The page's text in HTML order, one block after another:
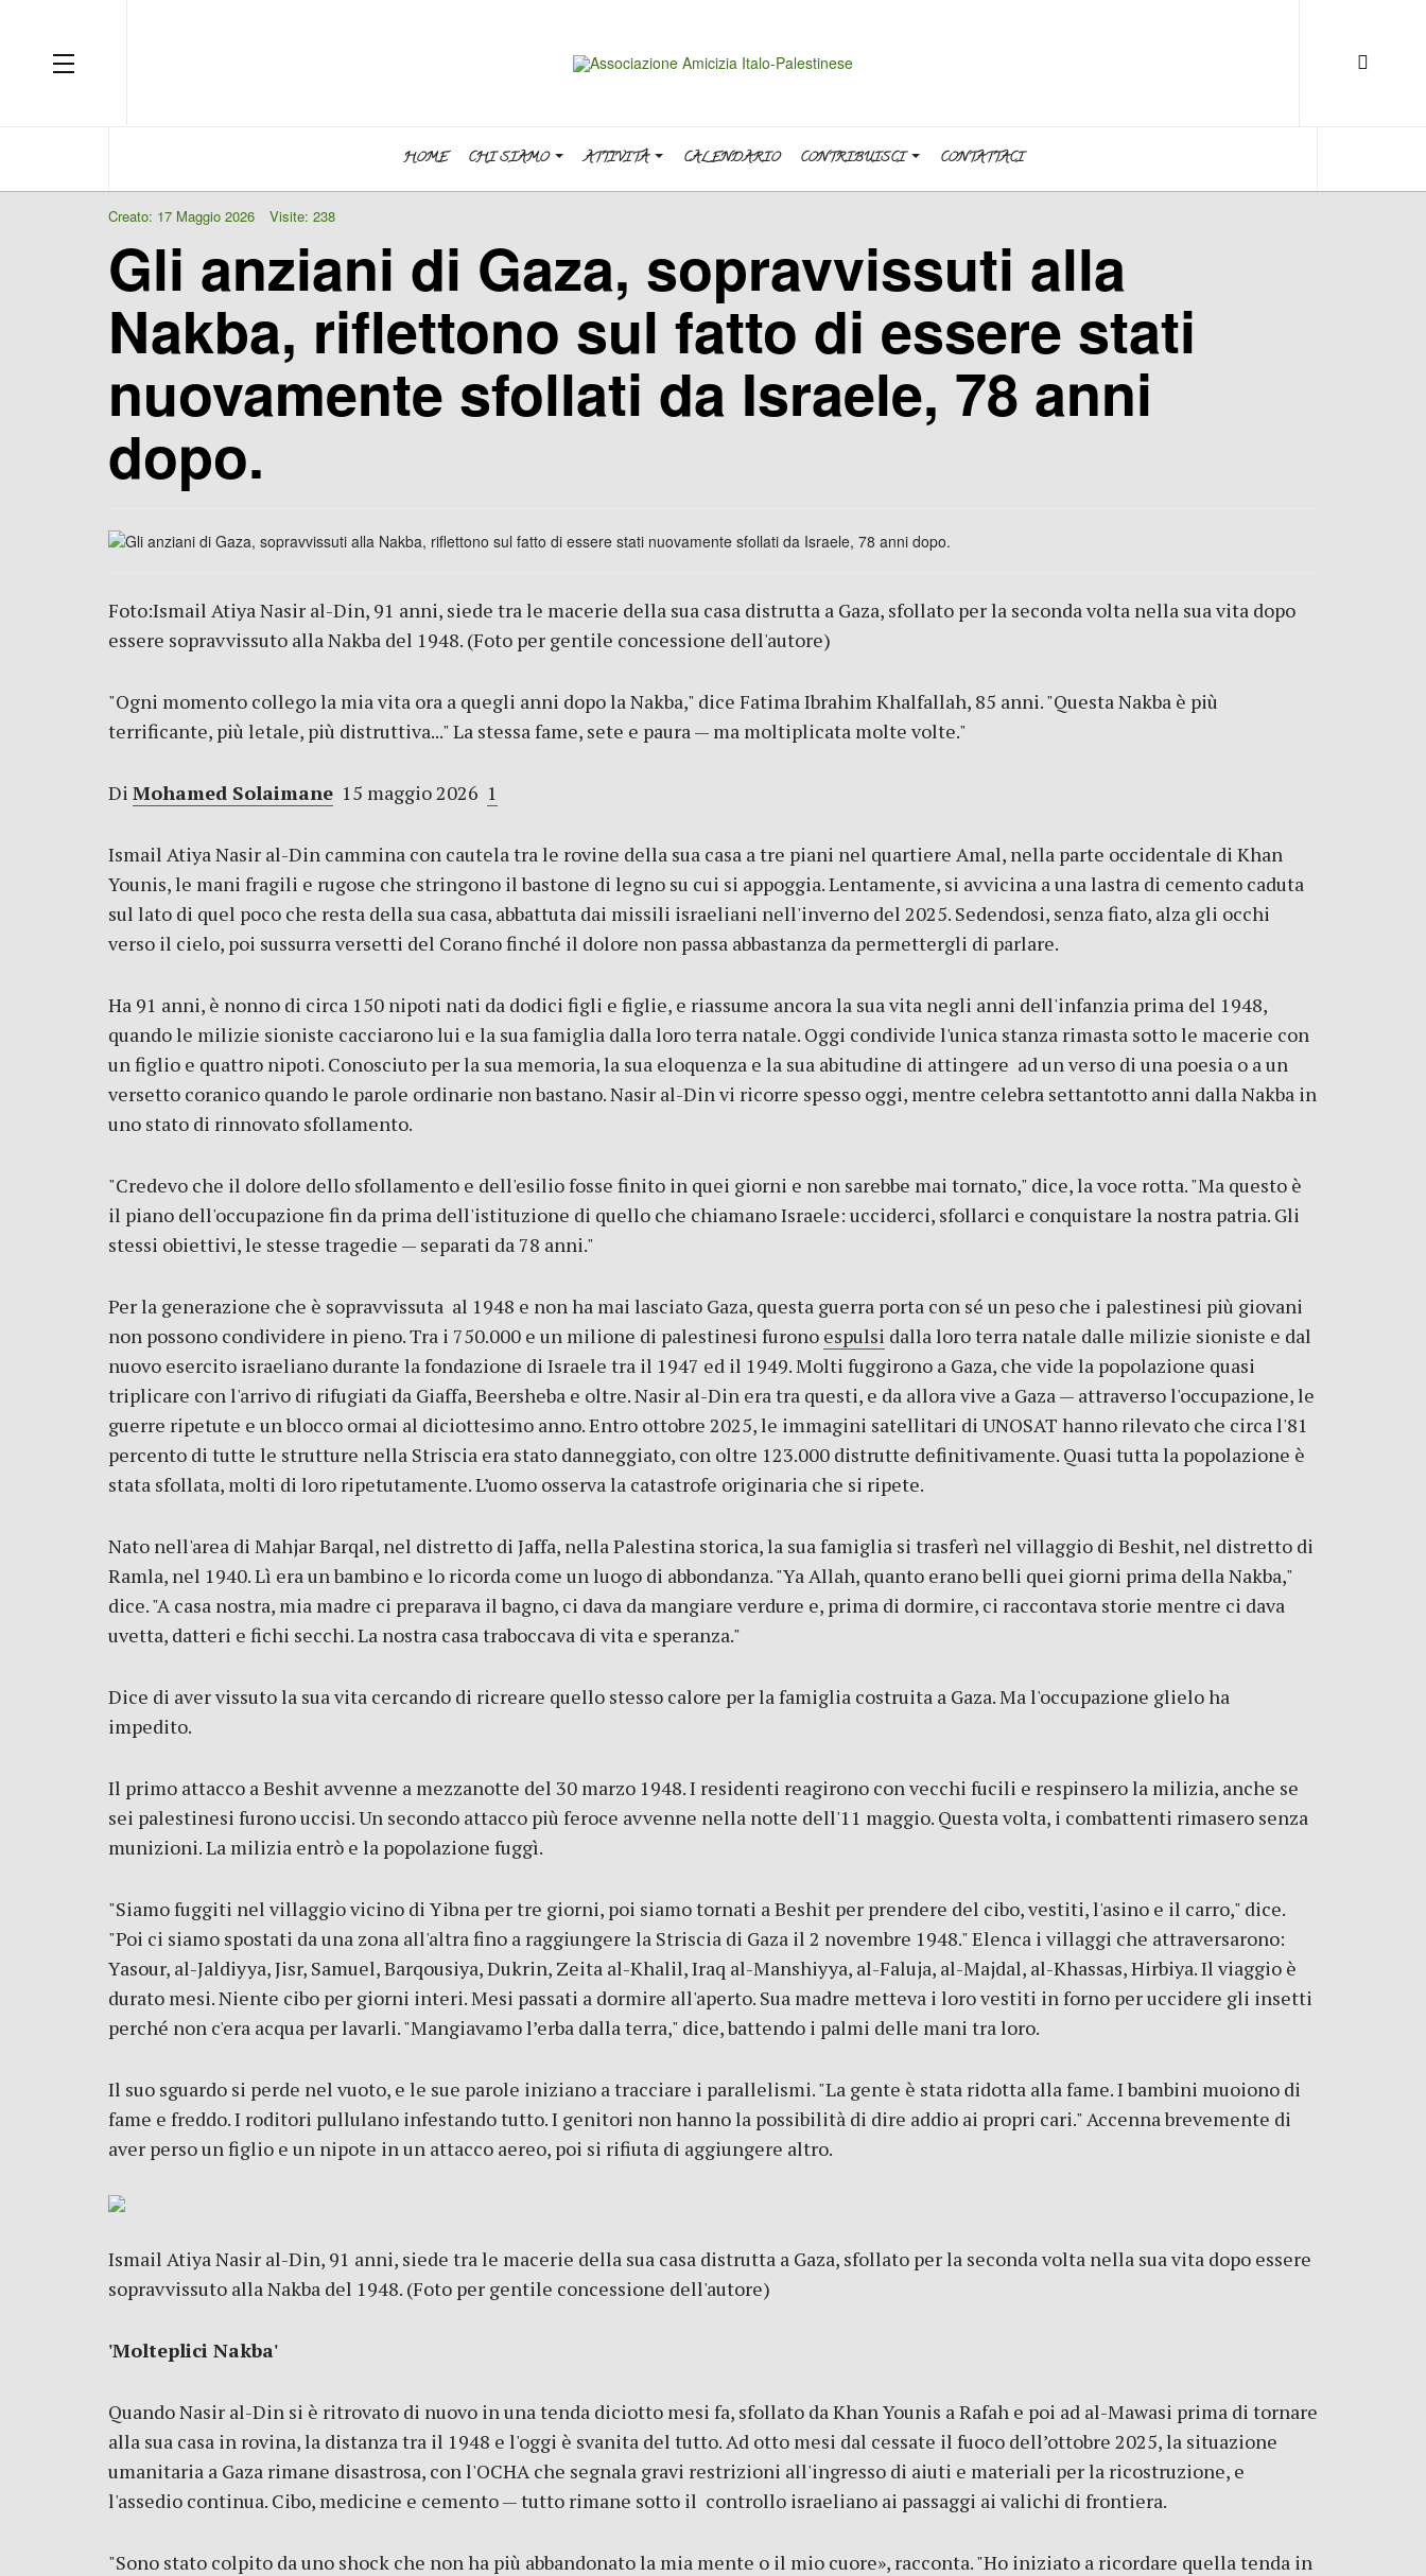
OFF CANVAS
HOME CHI SIAMO ATTIVITÀ CALENDARIO CONTRIBUISCI CONTATTACI
Creato: 17 Maggio 2026 Visite: 238
Gli anziani di Gaza, sopravvissuti alla
Nakba, riflettono sul fatto di essere stati
nuovamente sfollati da Israele, 78 anni
dopo.
Foto:Ismail Atiya Nasir al-Din, 91 anni, siede tra le macerie della sua casa distrutta a Gaza, sfollato per la seconda volta nella sua vita dopo
essere sopravvissuto alla Nakba del 1948. (Foto per gentile concessione dell'autore)
"Ogni momento collego la mia vita ora a quegli anni dopo la Nakba," dice Fatima Ibrahim Khalfallah, 85 anni. "Questa Nakba è più
terrificante, più letale, più distruttiva..." La stessa fame, sete e paura — ma moltiplicata molte volte."
Di Mohamed Solaimane 15 maggio 2026 1
Ismail Atiya Nasir al-Din cammina con cautela tra le rovine della sua casa a tre piani nel quartiere Amal, nella parte occidentale di Khan
Younis, le mani fragili e rugose che stringono il bastone di legno su cui si appoggia. Lentamente, si avvicina a una lastra di cemento caduta
sul lato di quel poco che resta della sua casa, abbattuta dai missili israeliani nell'inverno del 2025. Sedendosi, senza fiato, alza gli occhi
verso il cielo, poi sussurra versetti del Corano finché il dolore non passa abbastanza da permettergli di parlare.
Ha 91 anni, è nonno di circa 150 nipoti nati da dodici figli e figlie, e riassume ancora la sua vita negli anni dell'infanzia prima del 1948,
quando le milizie sioniste cacciarono lui e la sua famiglia dalla loro terra natale. Oggi condivide l'unica stanza rimasta sotto le macerie con
un figlio e quattro nipoti. Conosciuto per la sua memoria, la sua eloquenza e la sua abitudine di attingere ad un verso di una poesia o a un
versetto coranico quando le parole ordinarie non bastano. Nasir al-Din vi ricorre spesso oggi, mentre celebra settantotto anni dalla Nakba in
uno stato di rinnovato sfollamento.
"Credevo che il dolore dello sfollamento e dell'esilio fosse finito in quei giorni e non sarebbe mai tornato," dice, la voce rotta. "Ma questo è
il piano dell'occupazione fin da prima dell'istituzione di quello che chiamano Israele: ucciderci, sfollarci e conquistare la nostra patria. Gli
stessi obiettivi, le stesse tragedie — separati da 78 anni."
Per la generazione che è sopravvissuta al 1948 e non ha mai lasciato Gaza, questa guerra porta con sé un peso che i palestinesi più giovani
non possono condividere in pieno. Tra i 750.000 e un milione di palestinesi furono espulsi dalla loro terra natale dalle milizie sioniste e dal
nuovo esercito israeliano durante la fondazione di Israele tra il 1947 ed il 1949. Molti fuggirono a Gaza, che vide la popolazione quasi
triplicare con l'arrivo di rifugiati da Giaffa, Beersheba e oltre. Nasir al-Din era tra questi, e da allora vive a Gaza — attraverso l'occupazione, le
guerre ripetute e un blocco ormai al diciottesimo anno. Entro ottobre 2025, le immagini satellitari di UNOSAT hanno rilevato che circa l'81
percento di tutte le strutture nella Striscia era stato danneggiato, con oltre 123.000 distrutte definitivamente. Quasi tutta la popolazione è
stata sfollata, molti di loro ripetutamente. L’uomo osserva la catastrofe originaria che si ripete.
Nato nell'area di Mahjar Barqal, nel distretto di Jaffa, nella Palestina storica, la sua famiglia si trasferì nel villaggio di Beshit, nel distretto di
Ramla, nel 1940. Lì era un bambino e lo ricorda come un luogo di abbondanza. "Ya Allah, quanto erano belli quei giorni prima della Nakba,"
dice. "A casa nostra, mia madre ci preparava il bagno, ci dava da mangiare verdure e, prima di dormire, ci raccontava storie mentre ci dava
uvetta, datteri e fichi secchi. La nostra casa traboccava di vita e speranza."
Dice di aver vissuto la sua vita cercando di ricreare quello stesso calore per la famiglia costruita a Gaza. Ma l'occupazione glielo ha
impedito.
Il primo attacco a Beshit avvenne a mezzanotte del 30 marzo 1948. I residenti reagirono con vecchi fucili e respinsero la milizia, anche se
sei palestinesi furono uccisi. Un secondo attacco più feroce avvenne nella notte dell'11 maggio. Questa volta, i combattenti rimasero senza
munizioni. La milizia entrò e la popolazione fuggì.
"Siamo fuggiti nel villaggio vicino di Yibna per tre giorni, poi siamo tornati a Beshit per prendere del cibo, vestiti, l'asino e il carro," dice.
"Poi ci siamo spostati da una zona all'altra fino a raggiungere la Striscia di Gaza il 2 novembre 1948." Elenca i villaggi che attraversarono:
Yasour, al-Jaldiyya, Jisr, Samuel, Barqousiya, Dukrin, Zeita al-Khalil, Iraq al-Manshiyya, al-Faluja, al-Majdal, al-Khassas, Hirbiya. Il viaggio è
durato mesi. Niente cibo per giorni interi. Mesi passati a dormire all'aperto. Sua madre metteva i loro vestiti in forno per uccidere gli insetti
perché non c'era acqua per lavarli. "Mangiavamo l’erba dalla terra," dice, battendo i palmi delle mani tra loro.
Il suo sguardo si perde nel vuoto, e le sue parole iniziano a tracciare i parallelismi. "La gente è stata ridotta alla fame. I bambini muoiono di
fame e freddo. I roditori pullulano infestando tutto. I genitori non hanno la possibilità di dire addio ai propri cari." Accenna brevemente di
aver perso un figlio e un nipote in un attacco aereo, poi si rifiuta di aggiungere altro.
Ismail Atiya Nasir al-Din, 91 anni, siede tra le macerie della sua casa distrutta a Gaza, sfollato per la seconda volta nella sua vita dopo essere
sopravvissuto alla Nakba del 1948. (Foto per gentile concessione dell'autore)
'Molteplici Nakba'
Quando Nasir al-Din si è ritrovato di nuovo in una tenda diciotto mesi fa, sfollato da Khan Younis a Rafah e poi ad al-Mawasi prima di tornare
alla sua casa in rovina, la distanza tra il 1948 e l'oggi è svanita del tutto. Ad otto mesi dal cessate il fuoco dell’ottobre 2025, la situazione
umanitaria a Gaza rimane disastrosa, con l'OCHA che segnala gravi restrizioni all'ingresso di aiuti e materiali per la ricostruzione, e
l'assedio continua. Cibo, medicine e cemento — tutto rimane sotto il controllo israeliano ai passaggi ai valichi di frontiera.
"Sono stato colpito da uno shock che non ha più abbandonato la mia mente o il mio cuore», racconta. "Ho iniziato a ricordare quella tenda in